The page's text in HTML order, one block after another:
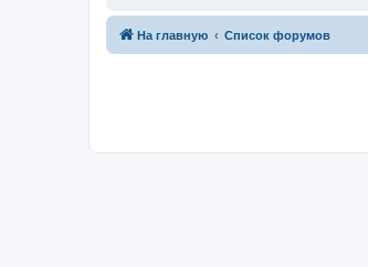
На главную Список форумов